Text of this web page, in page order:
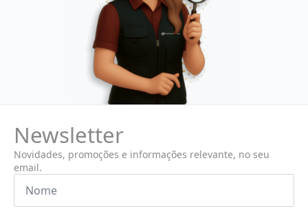
Newsletter
Novidades, promoções e informações relevante, no seu
email.
Nome